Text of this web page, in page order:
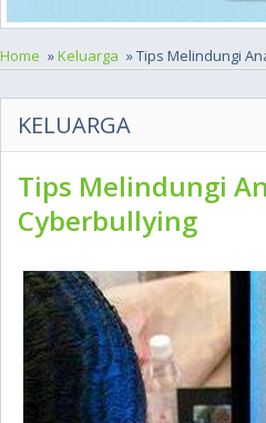
Home »Keluarga » Tips Melindungi
KELUARGA
Tips Melindungi
Cyberbullying